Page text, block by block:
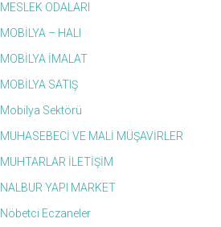
MESLEK ODALARI
MOBİLYA – HALI
MOBİLYA İMALAT
MOBİLYA SATIŞ
Mobilya Sektörü
MUHASEBECİ VE MALİ MÜŞAVİRLER
MUHTARLAR İLETİŞİM
NALBUR YAPI MARKET
Nöbetci Eczaneler